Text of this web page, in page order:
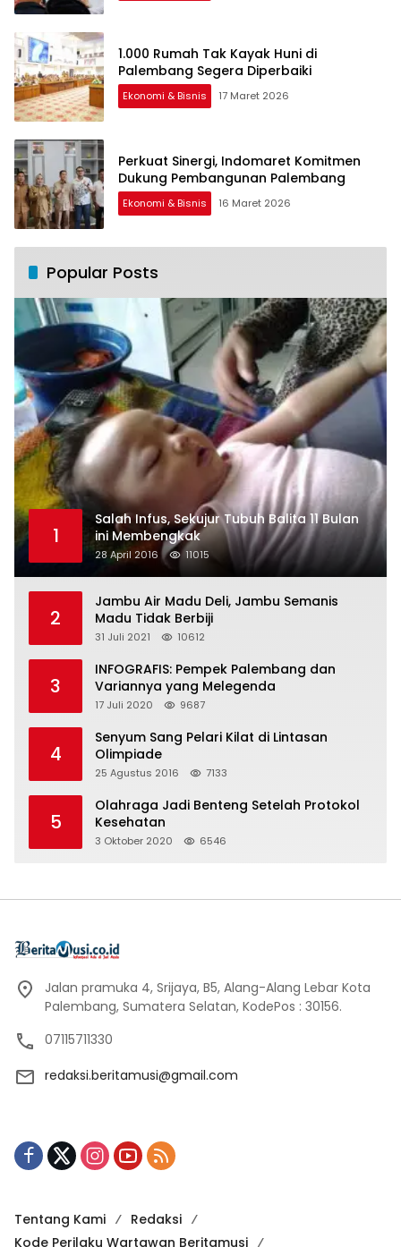
1.000 Rumah Tak Kayak Huni di
Palembang Segera Diperbaiki
Ekonomi & Bisnis 17 Maret 2026
Perkuat Sinergi, Indomaret Komitmen
Dukung Pembangunan Palembang
Ekonomi & Bisnis 16 Maret 2026
Popular Posts
1
Salah Infus, Sekujur Tubuh Balita 11 Bulan
ini Membengkak
28 April 2016 11015
2
Jambu Air Madu Deli, Jambu Semanis
Madu Tidak Berbiji
31 Juli 2021 10612
3
INFOGRAFIS: Pempek Palembang dan
Variannya yang Melegenda
17 Juli 2020 9687
4
Senyum Sang Pelari Kilat di Lintasan
Olimpiade
25 Agustus 2016 7133
5
Olahraga Jadi Benteng Setelah Protokol
Kesehatan
3 Oktober 2020 6546
Jalan pramuka 4, Srijaya, B5, Alang-Alang Lebar Kota
Palembang, Sumatera Selatan, KodePos : 30156.
07115711330
redaksi.beritamusi@gmail.com
Tentang Kami
Redaksi
Kode Perilaku Wartawan Beritamusi